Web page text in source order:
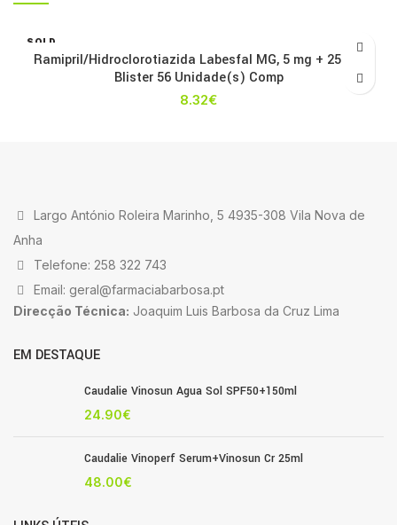
SOLD
OUT
Ramipril/Hidroclorotiazida Labesfal MG, 5 mg + 25 mg
Blister 56 Unidade(s) Comp
8.32€
Largo António Roleira Marinho, 5 4935-308 Vila Nova de
Anha
Telefone: 258 322 743
Email: geral@farmaciabarbosa.pt
Direcção Técnica: Joaquim Luis Barbosa da Cruz Lima
EM DESTAQUE
Caudalie Vinosun Agua Sol SPF50+150ml
24.90€
Caudalie Vinoperf Serum+Vinosun Cr 25ml
48.00€